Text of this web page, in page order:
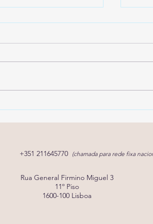
+351 211645770 (chamada para rede fixa
Rua General Firmino Miguel 3
11º Piso
1600-100 Lisboa